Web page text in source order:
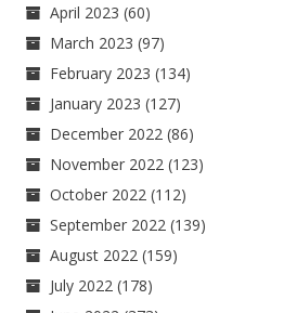
April 2023 (60)
March 2023 (97)
February 2023 (134)
January 2023 (127)
December 2022 (86)
November 2022 (123)
October 2022 (112)
September 2022 (139)
August 2022 (159)
July 2022 (178)